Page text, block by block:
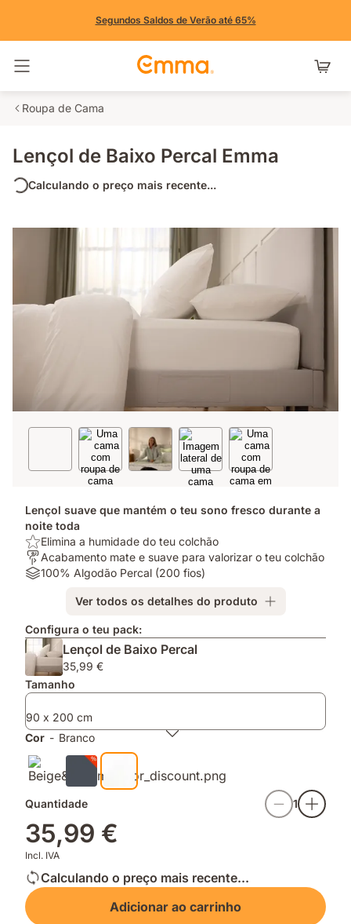
Segundos Saldos de Verão até 65%
Roupa de Cama
Lençol de Baixo Percal Emma
Calculando o preço mais recente...
Lençol suave que mantém o teu sono fresco durante a
noite toda
USP/benefit:
Elimina
a
colchão
Elimina a humidade do teu colchão
Para
quem?:
suave
para
valorizar
o
teu
colchão
Acabamento mate e suave para valorizar o teu colchão
Materiais:
(200
fios)
100% Algodão Percal (200 fios)
Ver todos os detalhes do produto
Configura o teu pack:
Lençol de Baixo Percal
35,99 €
Tamanho
90 x 200 cm
Cor - Branco
Quantidade 1
35,99 €
Incl. IVA
Calculando o preço mais recente...
Adicionar ao carrinho